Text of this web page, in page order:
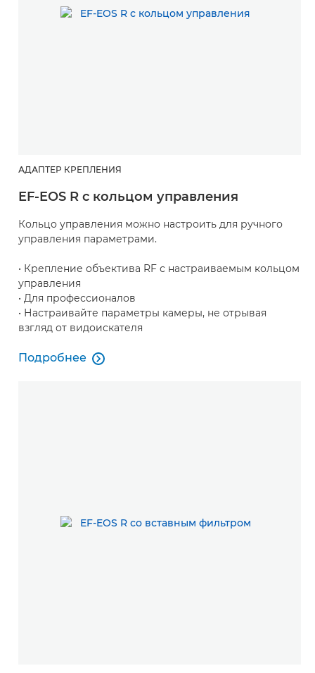
АДАПТЕР КРЕПЛЕНИЯ
EF-EOS R с кольцом управления
Кольцо управления можно настроить для ручного
управления параметрами.
• Крепление объектива RF с настраиваемым кольцом
управления
• Для профессионалов
• Настраивайте параметры камеры, не отрывая
взгляд от видоискателя
Подробнее
Подробнее
